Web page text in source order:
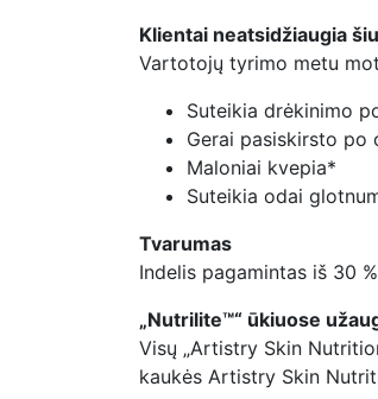
Klientai neatsidžiaugia
Vartotojų tyrimo metu
Suteikia drėkinimo
Gerai pasiskirsto po
Maloniai kvepia*
Suteikia odai
Tvarumas
Indelis pagamintas iš 30
„Nutrilite™“ ūkiuose
Visų „Artistry Skin
kaukės Artistry Skin